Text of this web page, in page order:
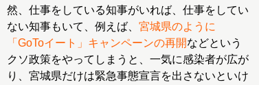
然、仕事をしている知事がいれば、仕事をしてい
ない知事もいて、例えば、 宮城県のように
「GoToイート」キャンペーンの再開などという
クソ政策をやってしまうと、一気に感染者が広が
り、宮城県だけは緊急事態宣言を出さないといけ